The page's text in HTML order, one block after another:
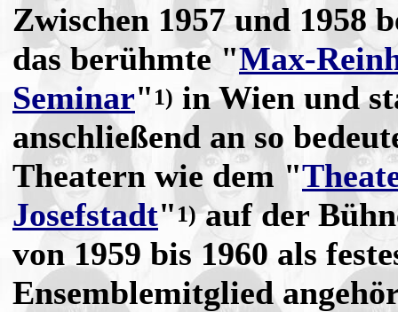
Zwischen 1957 und 1958
das berühmte "Max-
Seminar" 1) in Wien und
anschließend an so
Theatern wie dem "
Josefstadt"1)auf der
von 1959 bis 1960 als
Ensemblemitglied